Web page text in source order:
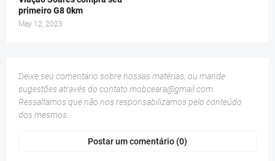
primeiro G8 0km
May 12, 2023
Deixe seu comentário sobre nossas matérias, ou mande
sugestões através do contato mobceara@gmail.com
Ressaltamos que não nos responsabilizamos pelo conteúdo
dos mesmos.
Postar um comentário (0)